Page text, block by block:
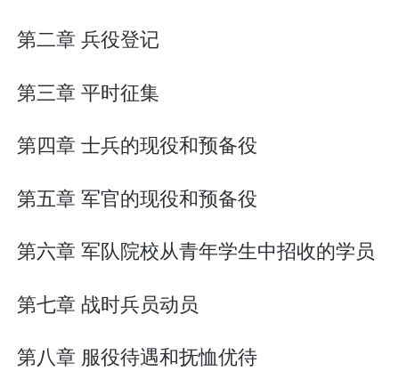
第二章 兵役登记
第三章 平时征集
第四章 士兵的现役和预备役
第五章 军官的现役和预备役
第六章 军队院校从青年学生中招收的学员
第七章 战时兵员动员
第八章 服役待遇和抚恤优待